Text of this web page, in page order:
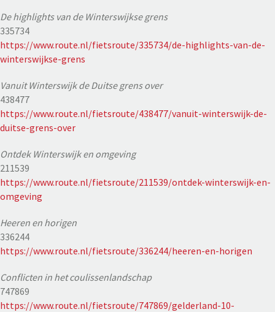
De highlights van de Winterswijkse grens
335734
https://www.route.nl/fietsroute/335734/de-highlights-van-de-
winterswijkse-grens
Vanuit Winterswijk de Duitse grens over
438477
https://www.route.nl/fietsroute/438477/vanuit-winterswijk-de-
duitse-grens-over
Ontdek Winterswijk en omgeving
211539
https://www.route.nl/fietsroute/211539/ontdek-winterswijk-en-
omgeving
Heeren en horigen
336244
https://www.route.nl/fietsroute/336244/heeren-en-horigen
Conflicten in het coulissenlandschap
747869
https://www.route.nl/fietsroute/747869/gelderland-10-